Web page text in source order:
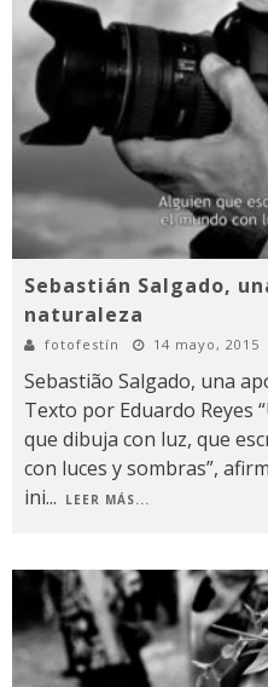
Sebastián Salgado,
naturaleza
fotofestín 14 mayo, 2015
Sebastião Salgado, una
Texto por Eduardo Reyes
que dibuja con luz, que
con luces y sombras”,
ini... LEER MÁS...